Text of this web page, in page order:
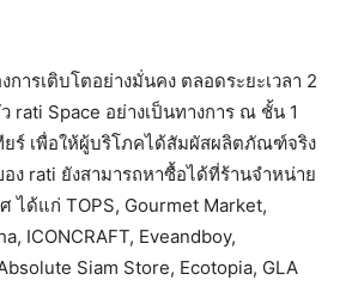
การเติบโตอย่างมั่นคง ตลอดระยะเวลา 2
rati Space อย่างเป็นทางการ ณ ชั้น 1
ยร์ เพื่อให้ผู้บริโภคได้สัมผัสผลิตภัณฑ์จริง
rati ยังสามารถหาซื้อได้ที่ร้านจำหน่าย
ได้แก่ TOPS, Gourmet Market,
ICONCRAFT, Eveandboy,
Siam Store, Ecotopia, GLA